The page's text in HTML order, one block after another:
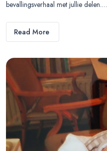
bevallingsverhaal met jullie delen.…
Read More